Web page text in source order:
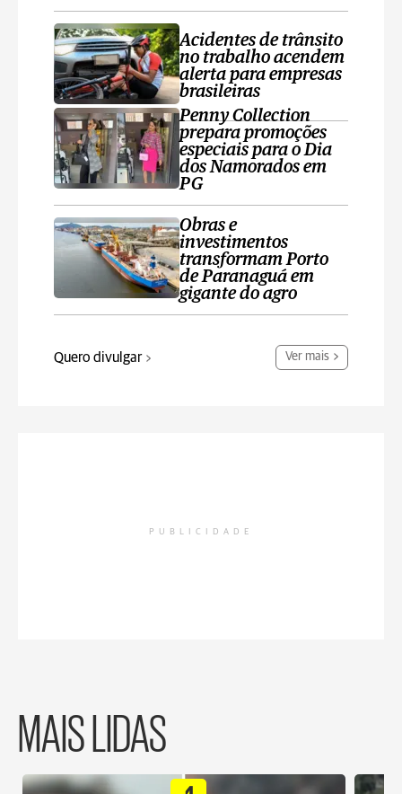
Acidentes de trânsito
no trabalho acendem
alerta para empresas
brasileiras
Penny Collection
prepara promoções
especiais para o Dia
dos Namorados em
PG
Obras e
investimentos
transformam Porto
de Paranaguá em
gigante do agro
Quero divulgar Ver mais
PUBLICIDADE
MAIS LIDAS